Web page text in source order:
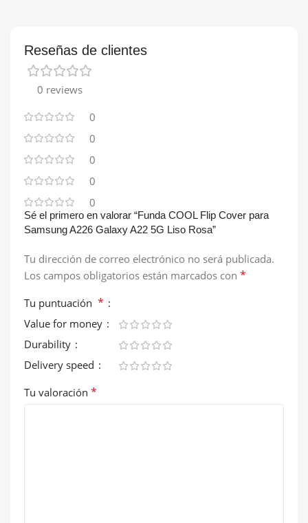
Reseñas de clientes
0 reviews
0
0
0
0
0
Sé el primero en valorar “Funda COOL Flip Cover para
Samsung A226 Galaxy A22 5G Liso Rosa”
Tu dirección de correo electrónico no será publicada.
Los campos obligatorios están marcados con *
Tu puntuación *
Value for money
Durability
Delivery speed
Tu valoración *